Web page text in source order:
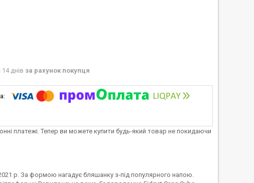
днів за рахунок покупця
платежі. Тепер ви можете купити будь-який товар не покидаючи
р. За формою нагадує бляшанку з-під популярного напою.